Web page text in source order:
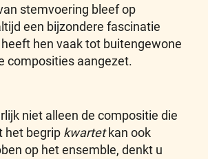
stemvoering bleef op
een bijzondere fascinatie
hen vaak tot buitengewone
composities aangezet.
niet alleen de compositie die
het begrip kwartetkan ook
op het ensemble, denkt u